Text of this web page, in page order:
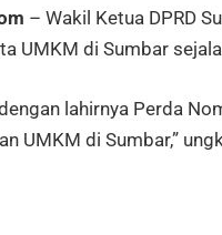
– Wakil Ketua DPRD
UMKM di Sumbar
lahirnya Perda
UMKM di Sumbar,”